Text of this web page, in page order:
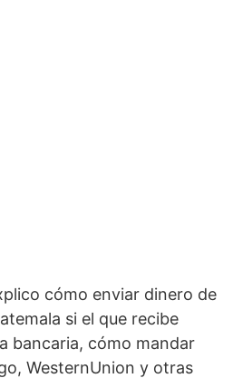
cómo enviar dinero de
si el que recibe
bancaria, cómo mandar
WesternUnion y otras